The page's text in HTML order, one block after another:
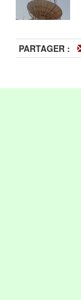
PARTAGER :